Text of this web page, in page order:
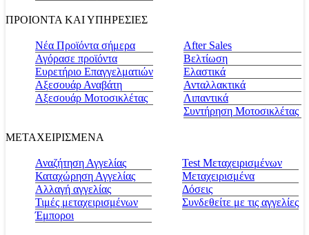
ΠΡΟΙΟΝΤΑ ΚΑΙ ΥΠΗΡΕΣΙΕΣ
Νέα Προϊόντα σήμερα
Αγόρασε προϊόντα
Ευρετήριο Επαγγελματιών
Αξεσουάρ Αναβάτη
Αξεσουάρ Μοτοσικλέτας
Αfter Sales
Βελτίωση
Ελαστικά
Ανταλλακτικά
Λιπαντικά
Συντήρηση Μοτοσικλέτας
ΜΕΤΑΧΕΙΡΙΣΜΕΝΑ
Αναζήτηση Αγγελίας
Καταχώρηση Αγγελίας
Αλλαγή αγγελίας
Τιμές μεταχειρισμένων
Έμποροι
Test Μεταχειρισμένων
Μεταχειρισμένα
Δόσεις
Συνδεθείτε με τις αγγελίες